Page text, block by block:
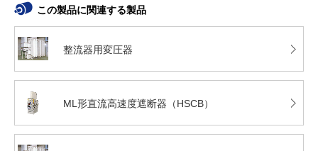
この製品に関連する製品
整流器用変圧器
ML形直流高速度遮断器（HSCB）